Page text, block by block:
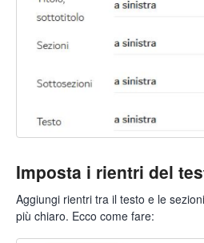
Imposta i rientri del
Aggiungi rientri tra il testo e le
più chiaro. Ecco come fare: